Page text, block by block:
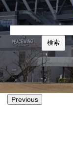
検索
Previous